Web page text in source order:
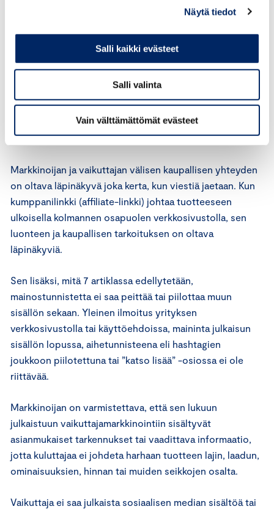
Näytä tiedot
Salli kaikki evästeet
Salli valinta
Vain välttämättömät evästeet
markkinointina tunnistettavuuden ja läpinäkyvyyden
vain, jos vaikuttaja on saanut yritykseltä jonkin laatuisen
vastikkeen mainonnasta, oli se sitten rahaa tai muu
rahanarvoinen etu. Sisällön kaupallinen luonne on
käytävä ilmi välittömästi ja vaivatta asiayhteydestä tai
julkaisun sisällöstä.
Markkinoijan ja vaikuttajan välisen kaupallisen yhteyden
on oltava läpinäkyvä joka kerta, kun viestiä jaetaan. Kun
kumppanilinkki (affiliate-linkki) johtaa tuotteeseen
ulkoisella kolmannen osapuolen verkkosivustolla, sen
luonteen ja kaupallisen tarkoituksen on oltava
läpinäkyviä.
Sen lisäksi, mitä 7 artiklassa edellytetään,
mainostunnistetta ei saa peittää tai piilottaa muun
sisällön sekaan. Yleinen ilmoitus yrityksen
verkkosivustolla tai käyttöehdoissa, maininta julkaisun
sisällön lopussa, aihetunnisteena eli hashtagien
joukkoon piilotettuna tai ”katso lisää” -osiossa ei ole
riittävää.
Markkinoijan on varmistettava, että sen lukuun
julkaistuun vaikuttajamarkkinointiin sisältyvät
asianmukaiset tarkennukset tai vaadittava informaatio,
jotta kuluttajaa ei johdeta harhaan tuotteen lajin, laadun,
ominaisuuksien, hinnan tai muiden seikkojen osalta.
Vaikuttaja ei saa julkaista sosiaalisen median sisältöä tai